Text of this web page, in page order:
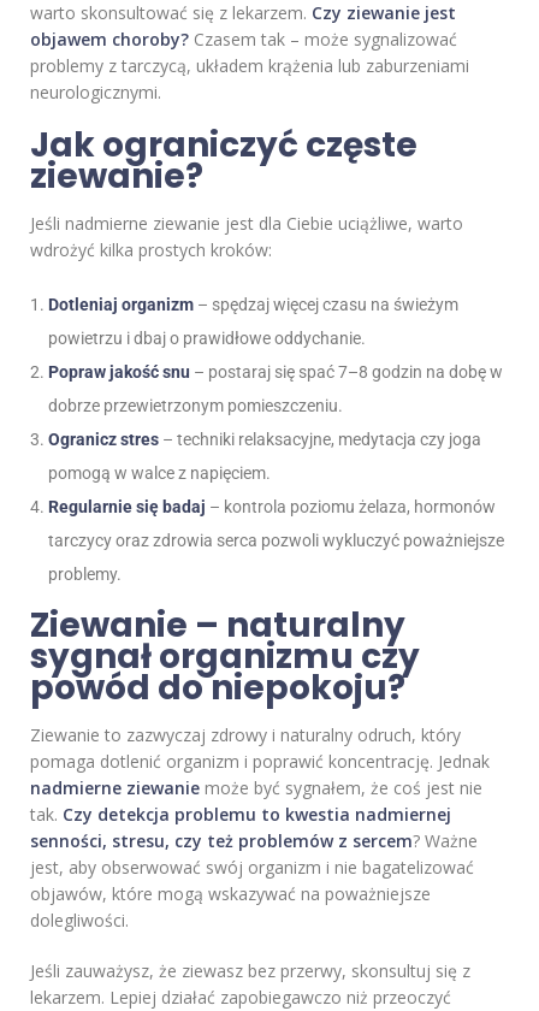
warto skonsultować się z lekarzem. Czy ziewanie jest
objawem choroby? Czasem tak – może sygnalizować
problemy z tarczycą, układem krążenia lub zaburzeniami
neurologicznymi.
Jak ograniczyć częste
ziewanie?
Jeśli nadmierne ziewanie jest dla Ciebie uciążliwe, warto
wdrożyć kilka prostych kroków:
Dotleniaj organizm – spędzaj więcej czasu na świeżym
powietrzu i dbaj o prawidłowe oddychanie.
Popraw jakość snu – postaraj się spać 7–8 godzin na dobę w
dobrze przewietrzonym pomieszczeniu.
Ogranicz stres – techniki relaksacyjne, medytacja czy joga
pomogą w walce z napięciem.
Regularnie się badaj – kontrola poziomu żelaza, hormonów
tarczycy oraz zdrowia serca pozwoli wykluczyć poważniejsze
problemy.
Ziewanie – naturalny
sygnał organizmu czy
powód do niepokoju?
Ziewanie to zazwyczaj zdrowy i naturalny odruch, który
pomaga dotlenić organizm i poprawić koncentrację. Jednak
nadmierne ziewanie może być sygnałem, że coś jest nie
tak. Czy detekcja problemu to kwestia nadmiernej
senności, stresu, czy też problemów z sercem? Ważne
jest, aby obserwować swój organizm i nie bagatelizować
objawów, które mogą wskazywać na poważniejsze
dolegliwości.
Jeśli zauważysz, że ziewasz bez przerwy, skonsultuj się z
lekarzem. Lepiej działać zapobiegawczo niż przeoczyć